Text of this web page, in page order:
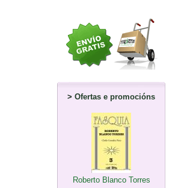
> Ofertas e promocións
Roberto Blanco Torres